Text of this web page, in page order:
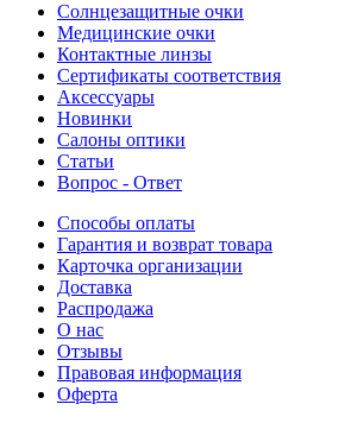
Солнцезащитные очки
Медицинские очки
Контактные линзы
Сертификаты соответствия
Аксессуары
Новинки
Салоны оптики
Статьи
Вопрос - Ответ
Способы оплаты
Гарантия и возврат товара
Карточка организации
Доставка
Распродажа
О нас
Отзывы
Правовая информация
Оферта